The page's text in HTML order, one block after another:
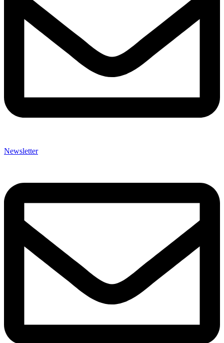
Newsletter